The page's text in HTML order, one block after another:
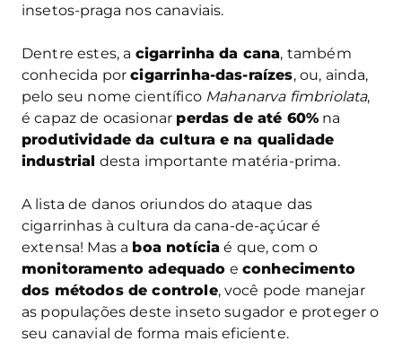
insetos-praga nos canaviais.
Dentre estes, a cigarrinha da cana, também
conhecida porcigarrinha-das-raízes, ou, ainda,
pelo seu nome científico Mahanarva fimbriolata,
é capaz de ocasionar perdas de até 60% na
produtividade da cultura e na qualidade
industrial desta importante matéria-prima.
A lista de danos oriundos do ataque das
cigarrinhas à cultura da cana-de-açúcar é
extensa! Mas a boa notícia é que, com o
monitoramento adequado econhecimento
dos métodos de controle, você pode manejar
as populações deste inseto sugador e proteger o
seu canavial de forma mais eficiente.